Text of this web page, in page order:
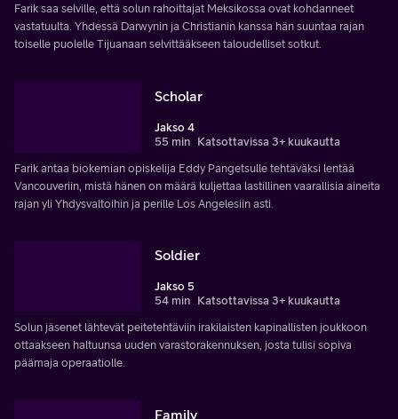
Farik saa selville, että solun rahoittajat Meksikossa ovat kohdanneet
vastatuulta. Yhdessä Darwynin ja Christianin kanssa hän suuntaa rajan
toiselle puolelle Tijuanaan selvittääkseen taloudelliset sotkut.
Scholar
Jakso 4
55 min Katsottavissa 3+ kuukautta
Farik antaa biokemian opiskelija Eddy Pangetsulle tehtäväksi lentää
Vancouveriin, mistä hänen on määrä kuljettaa lastillinen vaarallisia aineita
rajan yli Yhdysvaltoihin ja perille Los Angelesiin asti.
Soldier
Jakso 5
54 min Katsottavissa 3+ kuukautta
Solun jäsenet lähtevät peitetehtäviin irakilaisten kapinallisten joukkoon
ottaakseen haltuunsa uuden varastorakennuksen, josta tulisi sopiva
päämaja operaatiolle.
Family